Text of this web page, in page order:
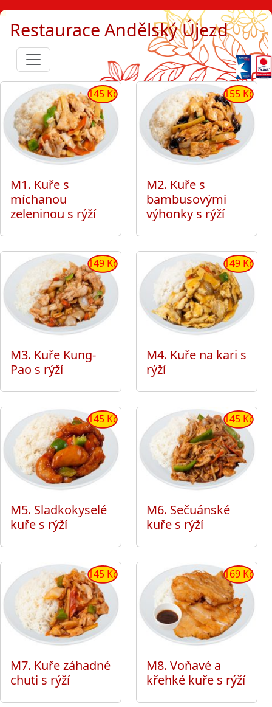
Restaurace Andělský Újezd
145 Kč
M1. Kuře s
míchanou
zeleninou s rýží
155 Kč
M2. Kuře s
bambusovými
výhonky s rýží
149 Kč
M3. Kuře Kung-
Pao s rýží
149 Kč
M4. Kuře na kari s
rýží
145 Kč
M5. Sladkokyselé
kuře s rýží
145 Kč
M6. Sečuánské
kuře s rýží
145 Kč
M7. Kuře záhadné
chuti s rýží
169 Kč
M8. Voňavé a
křehké kuře s rýží